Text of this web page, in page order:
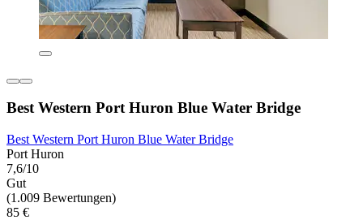
Best Western Port Huron Blue Water Bridge
Best Western Port Huron Blue Water Bridge
Port Huron
7,6/10
Gut
(1.009 Bewertungen)
85 €